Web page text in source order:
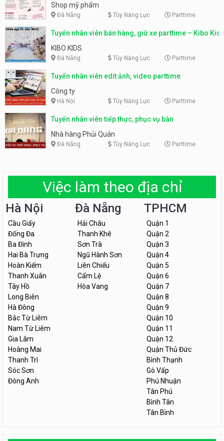
Shop mỹ phẩm
Đà Nẵng Tùy Năng Lực Parttime
Tuyển nhân viên bán hàng, giữ xe parttime – Kibo Kid
KIBO KIDS
Đà Nẵng Tùy Năng Lực Parttime
Tuyển nhân viên edit ảnh, video parttime
Công ty
Hà Nội Tùy Năng Lực Parttime
Tuyển nhân viên tiếp thực, phục vụ bàn
Nhà hàng Phủi Quán
Đà Nẵng Tùy Năng Lực Parttime
Việc làm theo địa chỉ
Hà Nội
Cầu Giấy
Đống Đa
Ba Đình
Hai Bà Trưng
Hoàn Kiếm
Thanh Xuân
Tây Hồ
Long Biên
Hà Đông
Bắc Từ Liêm
Nam Từ Liêm
Gia Lâm
Hoàng Mai
Thanh Trì
Sóc Sơn
Đông Anh
Đà Nẵng
Hải Châu
Thanh Khê
Sơn Trà
Ngũ Hành Sơn
Liên Chiểu
Cẩm Lệ
Hòa Vang
TPHCM
Quận 1
Quận 2
Quận 3
Quận 4
Quận 5
Quận 6
Quận 7
Quận 8
Quận 9
Quận 10
Quận 11
Quận 12
Quận Thủ Đức
Bình Thạnh
Gò Vấp
Phú Nhuận
Tân Phú
Bình Tân
Tân Bình